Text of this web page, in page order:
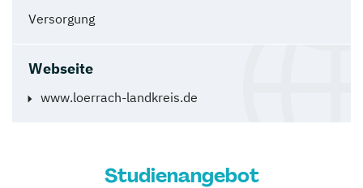
Versorgung
Webseite
www.loerrach-landkreis.de
Studienangebot